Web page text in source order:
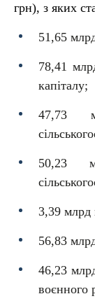
грн), з яких
51,65
78,41
капіталу;
47,73
50,23
3,39 млрд
56,83
46,23
воєнного